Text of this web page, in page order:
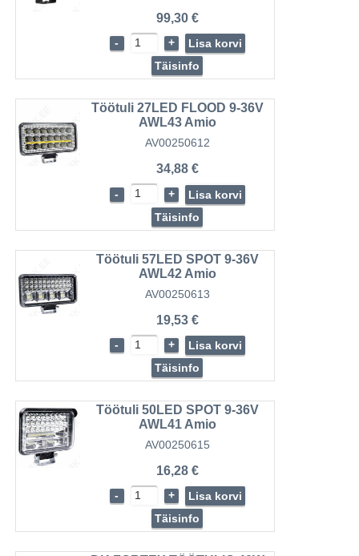
99,30 €
- +
Lisa korvi
Täisinfo
Töötuli 27LED FLOOD 9-36V
AWL43 Amio
AV00250612
34,88 €
- +
Lisa korvi
Täisinfo
Töötuli 57LED SPOT 9-36V
AWL42 Amio
AV00250613
19,53 €
- +
Lisa korvi
Täisinfo
Töötuli 50LED SPOT 9-36V
AWL41 Amio
AV00250615
16,28 €
- +
Lisa korvi
Täisinfo